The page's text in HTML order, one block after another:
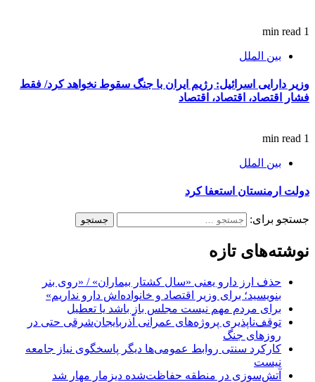
1 min read
بین الملل
وزیر دارایی اسرائیل: رژیم ایران با جنگ سقوط نخواهد کرد/ فقط
فشار اقتصاد، اقتصاد، اقتصاد
1 min read
بین الملل
دولت ارمنستان استعفا کرد
جستجو برای:
نوشته‌های تازه
حذف ارز دارو یعنی «سال کشتار بیماران» / «روی بنر
بنویسید؛ برای وزیر اقتصاد و خانواده‌اش دارو نداریم»
برای مردم مهم نیست مجلس باز باشد یا تعطیل
توقف‌ناپذیری پروژه‌های عمرانی آذربایجان‌شرقی حتی در
روزهای جنگ
کارکرد سنتی روابط عمومی‌ها دیگر پاسخگوی نیاز جامعه
نیست
آتش‌سوزی در منطقه حفاظت‌شده دیزمار مهار شد